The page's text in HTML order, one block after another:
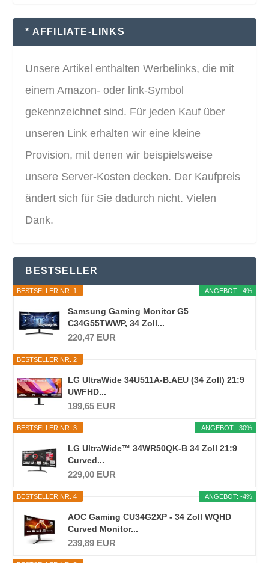
* AFFILIATE-LINKS
Unsere Artikel enthalten Werbelinks, die mit
einem Amazon- oder link-Symbol
gekennzeichnet sind. Für jeden Kauf über
unseren Link erhalten wir eine kleine
Provision, mit denen wir beispielsweise
unsere Server-Kosten decken. Der Kaufpreis
ändert sich für Sie dadurch nicht. Vielen
Dank.
BESTSELLER
ANGEBOT: -4%
BESTSELLER NR. 1
Samsung Gaming Monitor G5
C34G55TWWP, 34 Zoll...
220,47 EUR
BESTSELLER NR. 2
LG UltraWide 34U511A-B.AEU (34 Zoll) 21:9
UWFHD...
199,65 EUR
ANGEBOT: -30%
BESTSELLER NR. 3
LG UltraWide™ 34WR50QK-B 34 Zoll 21:9
Curved...
229,00 EUR
ANGEBOT: -4%
BESTSELLER NR. 4
AOC Gaming CU34G2XP - 34 Zoll WQHD
Curved Monitor...
239,89 EUR